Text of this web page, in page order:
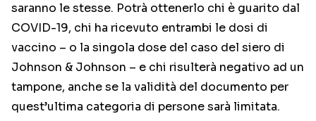
saranno le stesse. Potrà ottenerlo chi è guarito dal
COVID-19, chi ha ricevuto entrambi le dosi di
vaccino – o la singola dose del caso del siero di
Johnson & Johnson – e chi risulterà negativo ad un
tampone, anche se la validità del documento per
quest’ultima categoria di persone sarà limitata.